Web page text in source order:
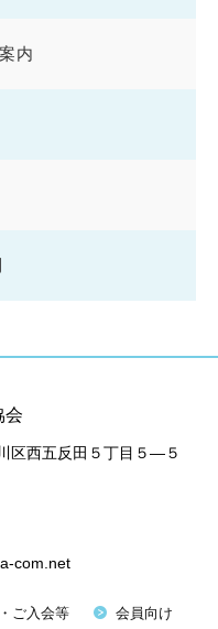
内
会
区西五反田５丁目５―５
com.net
ご入会等 会員向け